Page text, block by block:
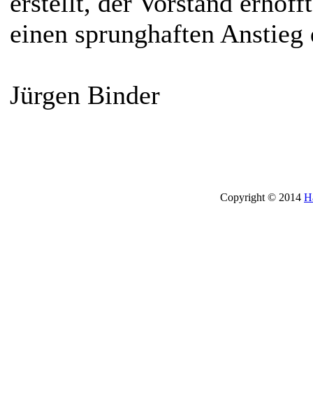
einen sprunghaften
Jürgen Binder
Copyright © 2014